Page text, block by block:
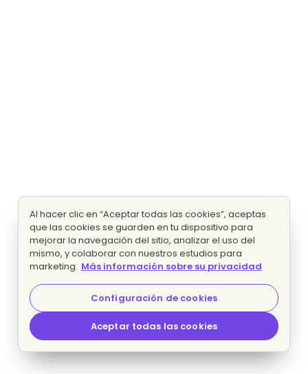
Al hacer clic en “Aceptar todas las cookies”, aceptas
que las cookies se guarden en tu dispositivo para
mejorar la navegación del sitio, analizar el uso del
mismo, y colaborar con nuestros estudios para
marketing. Más información sobre su privacidad
Configuración de cookies
Aceptar todas las cookies